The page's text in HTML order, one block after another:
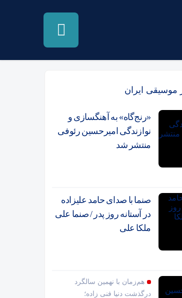
موسیقی ایران
«رنج‌گاه» به آهنگسازی و
نوازندگی امیرحسین رئوفی
منتشر شد
صنما با صدای حامد علیزاده
در آستانه روز پدر / صنما علی
ملکا علی
هم‌زمان با نهمین سالگرد
درگذشت دنیا فنی زاده؛